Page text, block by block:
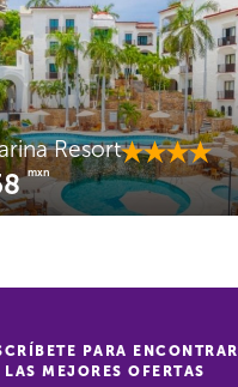
Resort
mxn
PARA ENCONTRAR
LAS MEJORES OFERTAS